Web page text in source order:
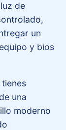
de
un
y bios
una
moderno